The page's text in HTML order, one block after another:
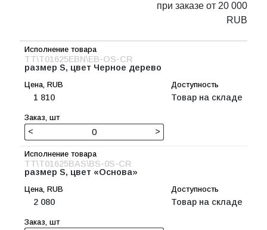
при заказе от 20 000
RUB
TT\T01625EBN\EB-OS-CR
размер S, цвет Черное дерево
1 810 Товар на складе
< >
TT\T01625BAS\BS-0S-CR
размер S, цвет «Основа»
2 080 Товар на складе